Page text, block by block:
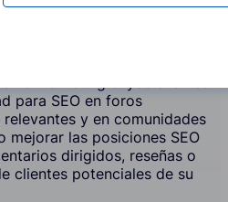
y Menciones de
marketing cuyos clientes
para SEO en foros
y en comunidades
mejorar las posiciones SEO
dirigidos, reseñas o
clientes potenciales de su